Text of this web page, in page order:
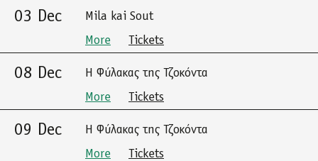
03 Dec
Mila kai Sout
More
Tickets
08 Dec
Η Φύλακας της Τζοκόντα
More
Tickets
09 Dec
Η Φύλακας της Τζοκόντα
More
Tickets